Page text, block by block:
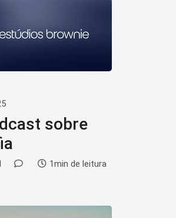
sobre
1min de leitura